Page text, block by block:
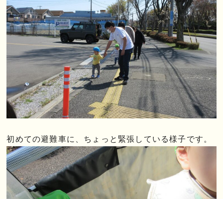
初めての避難車に、ちょっと緊張している様子です。